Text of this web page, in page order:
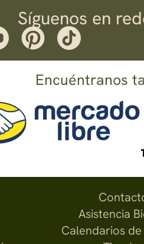
Síguenos en
Encuéntranos
Asistencia
Calendarios